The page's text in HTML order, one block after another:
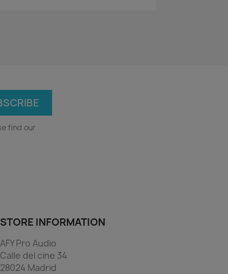
find our
STORE INFORMATION
AFY Pro Audio
Calle del cine 34
28024 Madrid